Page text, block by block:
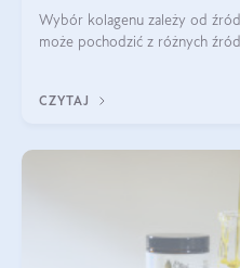
Wybór kolagenu zależy od
może pochodzić z różnych
bydlęcy.
CZYTAJ